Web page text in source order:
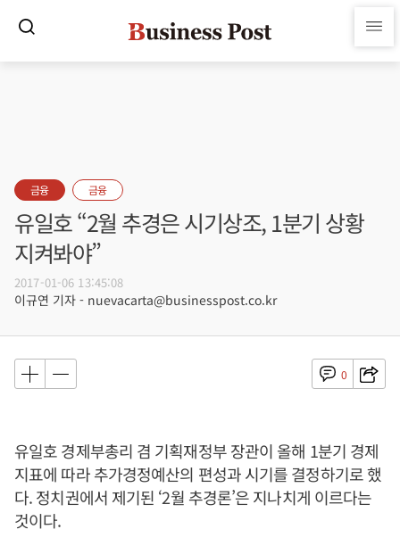
금융 금융
유일호 “2월 추경은 시기상조, 1분기 상황
지켜봐야”
2017-01-06 13:45:08
이규연 기자 - nuevacarta@businesspost.co.kr
0
유일호 경제부총리 겸 기획재정부 장관이 올해 1분기 경제
지표에 따라 추가경정예산의 편성과 시기를 결정하기로 했
다. 정치권에서 제기된 ‘2월 추경론’은 지나치게 이르다는
것이다.